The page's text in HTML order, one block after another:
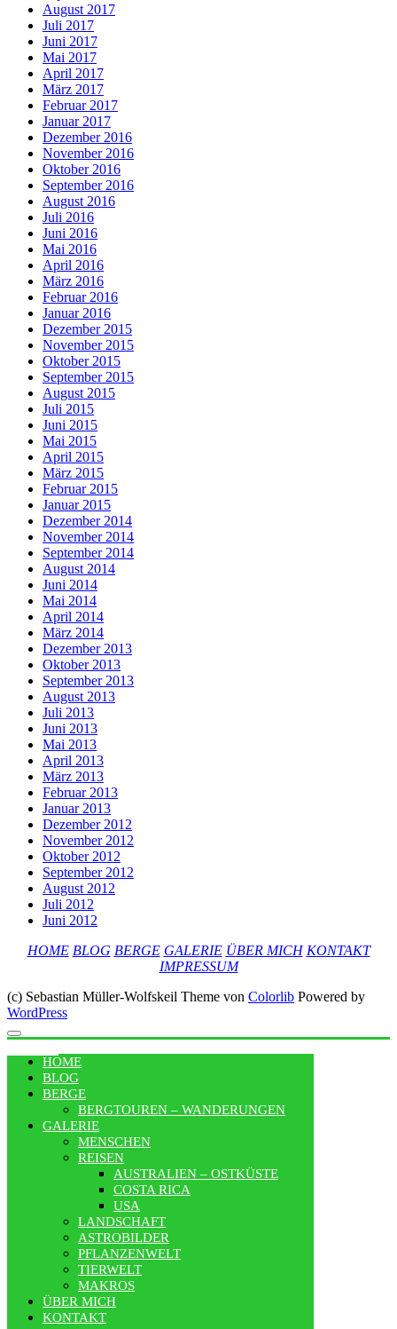
August 2017
Juli 2017
Juni 2017
Mai 2017
April 2017
März 2017
Februar 2017
Januar 2017
Dezember 2016
November 2016
Oktober 2016
September 2016
August 2016
Juli 2016
Juni 2016
Mai 2016
April 2016
März 2016
Februar 2016
Januar 2016
Dezember 2015
November 2015
Oktober 2015
September 2015
August 2015
Juli 2015
Juni 2015
Mai 2015
April 2015
März 2015
Februar 2015
Januar 2015
Dezember 2014
November 2014
September 2014
August 2014
Juni 2014
Mai 2014
April 2014
März 2014
Dezember 2013
Oktober 2013
September 2013
August 2013
Juli 2013
Juni 2013
Mai 2013
April 2013
März 2013
Februar 2013
Januar 2013
Dezember 2012
November 2012
Oktober 2012
September 2012
August 2012
Juli 2012
Juni 2012
HOME BLOG BERGE GALERIE ÜBER MICH KONTAKT
IMPRESSUM
(c) Sebastian Müller-Wolfskeil Theme von Colorlib Powered by
WordPress
HOME
BLOG
BERGE
BERGTOUREN – WANDERUNGEN
GALERIE
MENSCHEN
REISEN
AUSTRALIEN – OSTKÜSTE
COSTA RICA
USA
LANDSCHAFT
ASTROBILDER
PFLANZENWELT
TIERWELT
MAKROS
ÜBER MICH
KONTAKT